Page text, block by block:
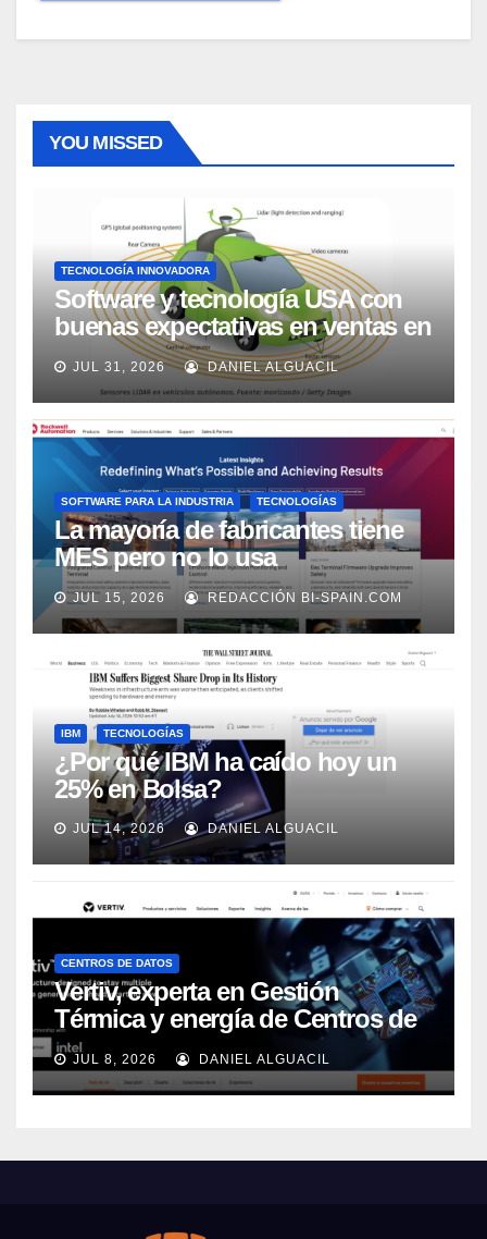
YOU MISSED
TECNOLOGÍA INNOVADORA
Software y tecnología USA con
buenas expectativas en ventas en
los próximos 2 años, según
Market Watch
JUL 31, 2026 DANIEL ALGUACIL
SOFTWARE PARA LA INDUSTRIA TECNOLOGÍAS
La mayoría de fabricantes tiene
MES pero no lo usa
adecuadamente, según Rockwell
Automation
JUL 15, 2026 REDACCIÓN BI-SPAIN.COM
IBM TECNOLOGÍAS
¿Por qué IBM ha caído hoy un
25% en Bolsa?
JUL 14, 2026 DANIEL ALGUACIL
CENTROS DE DATOS
Vertiv, experta en Gestión
Térmica y energía de Centros de
Datos, sigue su crecimiento
imparable
JUL 8, 2026 DANIEL ALGUACIL